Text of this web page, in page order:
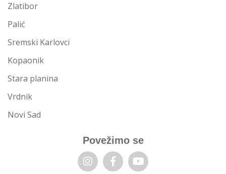
Zlatibor
Palić
Sremski Karlovci
Kopaonik
Stara planina
Vrdnik
Novi Sad
Povežimo se